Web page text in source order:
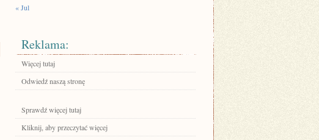
« Jul
Reklama:
Więcej tutaj
Odwiedź naszą stronę
Sprawdź więcej tutaj
Kliknij, aby przeczytać więcej